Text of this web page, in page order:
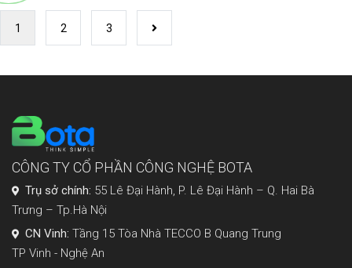
1
2 3 Trang
CÔNG TY CỔ PHẦN CÔNG NGHỆ BOTA
Trụ sở chính: 55 Lê Đại Hành, P. Lê Đại Hành – Q. Hai Bà
Trưng – Tp.Hà Nội
CN Vinh: Tầng 15 Tòa Nhà TECCO B Quang Trung
TP Vinh - Nghệ An